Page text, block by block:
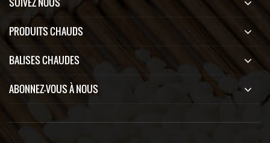
PRODUITS CHAUDS
BALISES CHAUDES
ABONNEZ-VOUS À NOUS